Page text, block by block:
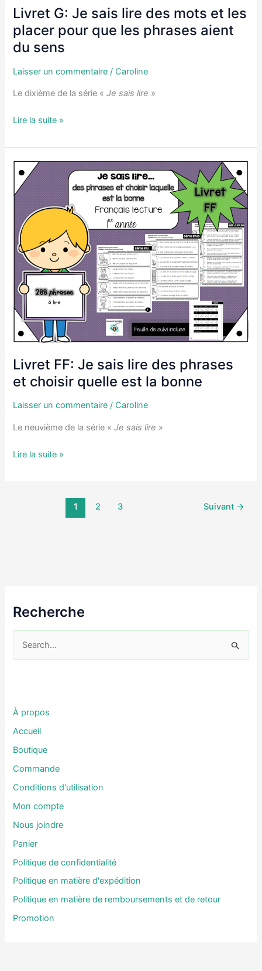
Recherche
e
e
r
:
À propos
Accueil
Boutique
Commande
Conditions d'utilisation
Mon compte
Nous joindre
Panier
Politique de confidentialité
Politique en matière d'expédition
Politique en matière de remboursements et de retour
Promotion
Livret G: Je sais lire des mots et les
placer pour que les phrases aient
du sens
Laisser un commentaire / Caroline
Le dixième de la série «Je sais lire »
Livret
Je
sais
lire
des
et
les
placer
pour
que
les
phrases
aient
du
sens
Lire la suite »
Livret FF: Je sais lire des phrases
et choisir quelle est la bonne
Laisser un commentaire / Caroline
Le neuvième de la série «Je sais lire »
Livret
la
Lire la suite »
1 2 3 Suivant →